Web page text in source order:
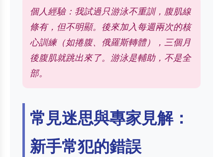
個人經驗：我試過只游泳不重訓，腹肌線
條有，但不明顯。後來加入每週兩次的核
心訓練（如捲腹、俄羅斯轉體），三個月
後腹肌就跳出來了。游泳是輔助，不是全
部。
常見迷思與專家見解：
新手常犯的錯誤